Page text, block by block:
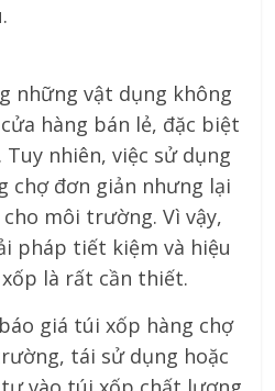
những vật dụng không
hàng bán lẻ, đặc biệt
Tuy nhiên, việc sử dụng
chợ đơn giản nhưng lại
môi trường. Vì vậy,
pháp tiết kiệm và hiệu
là rất cần thiết.
giá túi xốp hàng chợ
tái sử dụng hoặc